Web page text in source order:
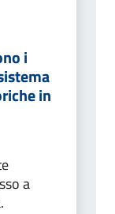
i
in
a